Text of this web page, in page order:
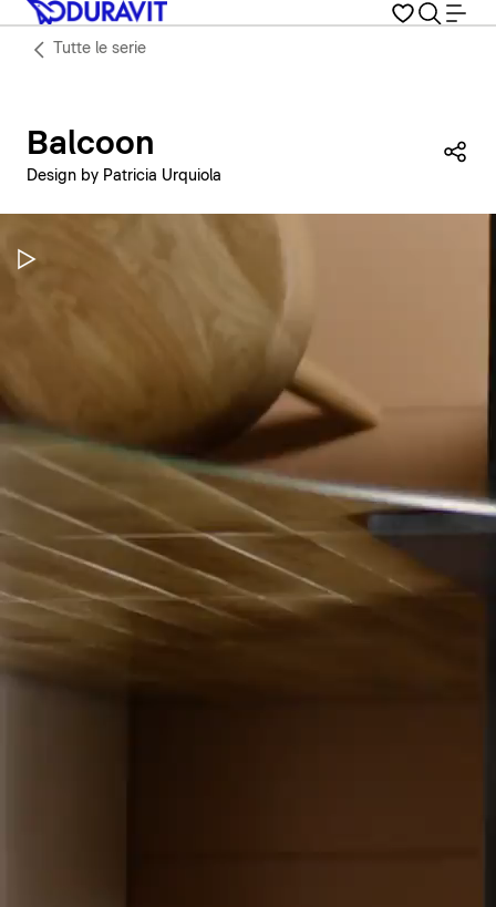
Tutte le serie
Balcoon
Design by Patricia Urquiola
Metti in pausa il video